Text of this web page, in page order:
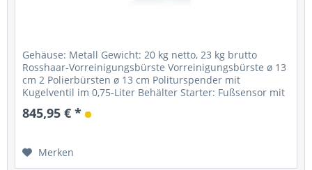
Gehäuse: Metall Gewicht: 20 kg netto, 23 kg brutto
Rosshaar-Vorreinigungsbürste Vorreinigungsbürste ø 13
cm 2 Polierbürsten ø 13 cm Politurspender mit
Kugelventil im 0,75-Liter Behälter Starter: Fußsensor mit
Timer Stromanschluss: 230...
845,95 € *
Merken